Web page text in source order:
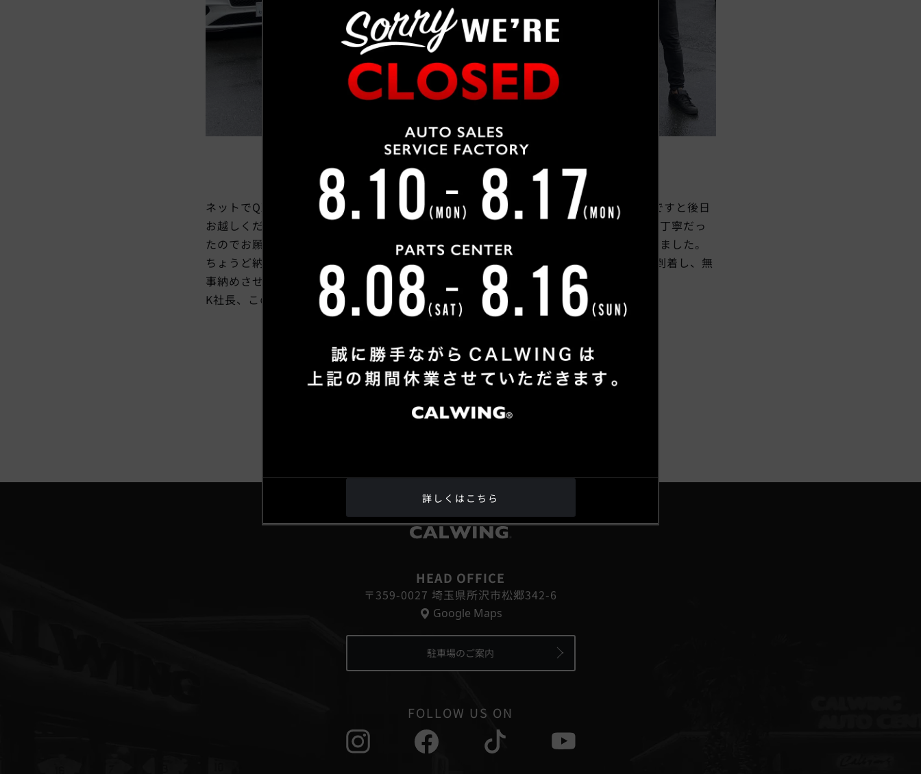
ネットでQXのを検索した時に弊社を知りお問合せいただき、新車もあれば見てみたいですと後日
お越しくださいました。ネットで他社も見たりしましたが、キャルさんが一番詳しくて丁寧だっ
たのでお願いしようと思いました！と、なんと中古ではなく新車をご契約してくださいました。
ちょうど納車したばかりで即納車のご用意が無いので現地にオーダーしてから2か月で到着し、無
事納めさせていただきました。
K社長、この度は本当に有難うございました。今後ともよろしくお願い致します！
お客様紹介一覧にもどる
HEAD OFFICE
〒359-0027 埼玉県所沢市松郷342-6
Google Maps
駐車場のご案内
FOLLOW US ON
詳しくはこちら